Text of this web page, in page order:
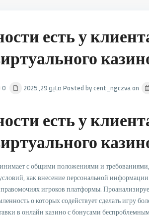
есть у
Posted by cent_ngczva on مايو 29, 2025 0
есть у
с общими положениями и
как внесение персональной
игроков платформы.
о которых содействует сделать игру
в онлайн казино с бонусами